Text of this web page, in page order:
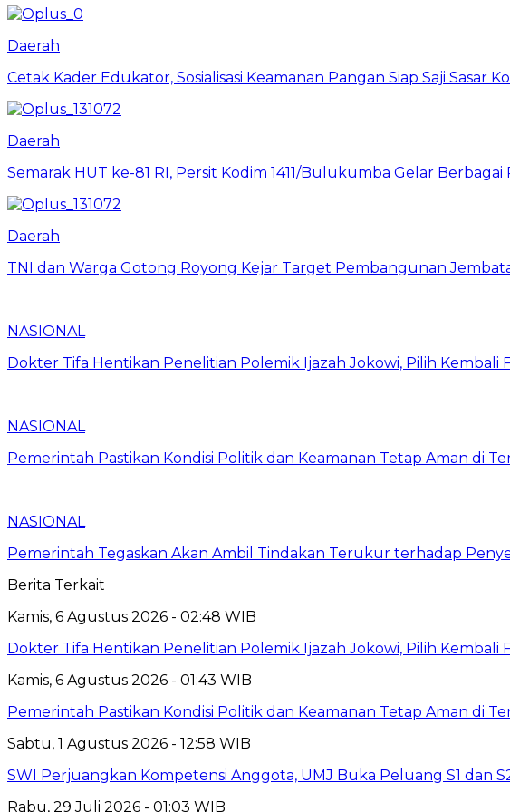
Daerah
Cetak Kader Edukator, Sosialisasi Keamanan Pangan Siap Saji Sasar
Daerah
Semarak HUT ke-81 RI, Persit Kodim 1411/Bulukumba Gelar
Daerah
TNI dan Warga Gotong Royong Kejar Target Pembangunan
NASIONAL
Dokter Tifa Hentikan Penelitian Polemik Ijazah Jokowi, Pilih Kembali
NASIONAL
Pemerintah Pastikan Kondisi Politik dan Keamanan Tetap Aman di
NASIONAL
Pemerintah Tegaskan Akan Ambil Tindakan Terukur terhadap
Berita Terkait
Kamis, 6 Agustus 2026 - 02:48 WIB
Dokter Tifa Hentikan Penelitian Polemik Ijazah Jokowi, Pilih Kembali
Kamis, 6 Agustus 2026 - 01:43 WIB
Pemerintah Pastikan Kondisi Politik dan Keamanan Tetap Aman di
Sabtu, 1 Agustus 2026 - 12:58 WIB
SWI Perjuangkan Kompetensi Anggota, UMJ Buka Peluang S1 dan
Rabu, 29 Juli 2026 - 01:03 WIB